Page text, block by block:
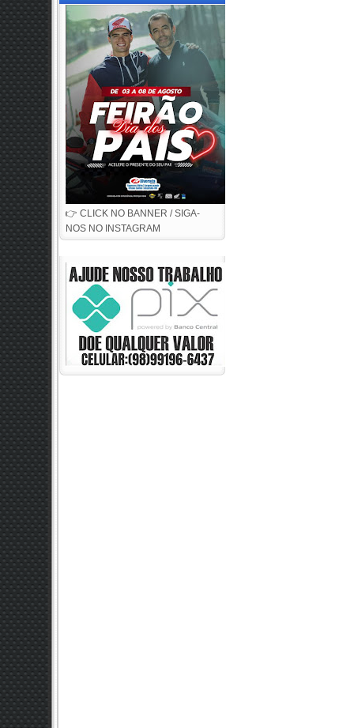
👉 CLICK NO BANNER / SIGA-
NOS NO INSTAGRAM